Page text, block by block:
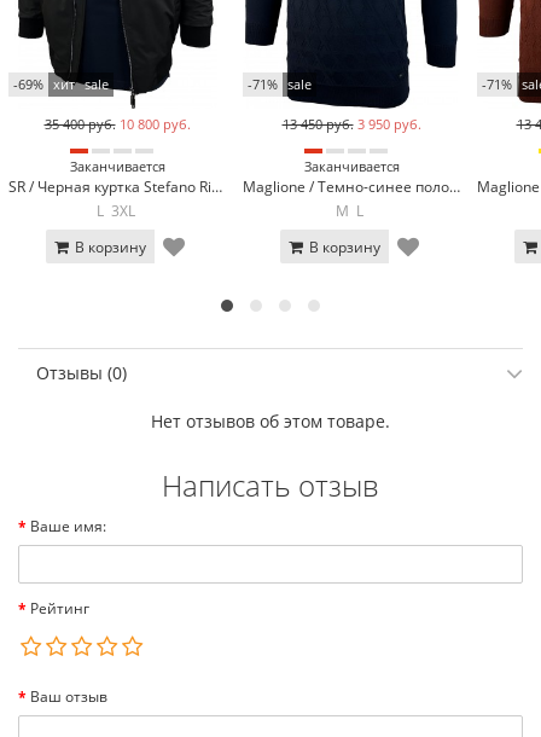
-69% хит sale
35 400 руб. 10 800 руб.
Заканчивается
SR / Черная куртка Stefano Ricci SR-1900-1*
L 3XL
В корзину
-71% sale
13 450 руб. 3 950 руб.
Заканчивается
Maglione / Темно-синее поло с длинным рукавом Maglione 23130-2
M L
В корзину
-71%
13
Отзывы (0)
Нет отзывов об этом товаре.
Написать отзыв
Ваше имя:
Рейтинг
Ваш отзыв